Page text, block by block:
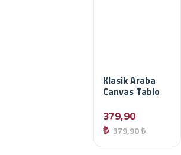
Klasik Araba
Canvas Tablo
379,90
₺ 379,90 ₺